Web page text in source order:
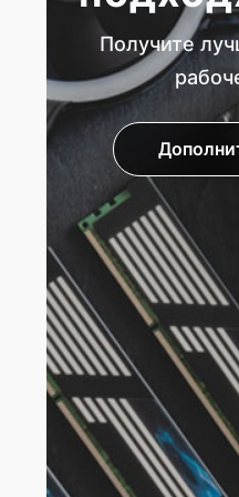
Получите